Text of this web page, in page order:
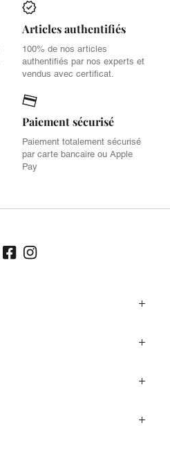
Articles authentifiés
100% de nos articles
authentifiés par nos experts et
vendus avec certificat.
Paiement sécurisé
Paiement totalement sécurisé
par carte bancaire ou Apple
Pay